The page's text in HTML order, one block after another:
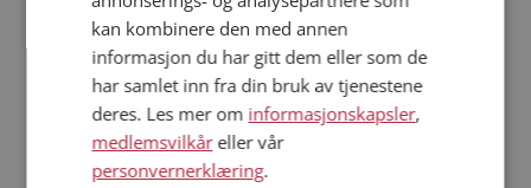
Dating på mobilen
Dating på Møteplassen
Kvinner fra Røyrvik
kan kombinere den med annen
informasjon du har gitt dem eller som de
har samlet inn fra din bruk av tjenestene
deres. Les mer om informasjonskapsler,
medlemsvilkåreller vår
personvernerklæring.